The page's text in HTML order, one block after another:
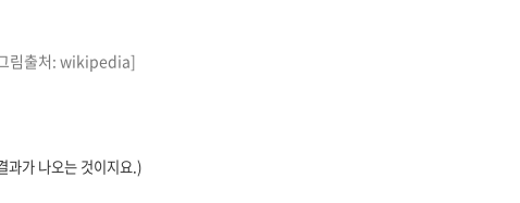
그림출처: wikipedia]
과가 나오는 것이지요.)